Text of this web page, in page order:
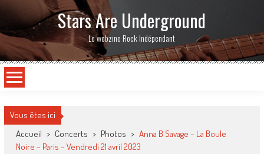
Stars Are Underground
Le webzine Rock Indépendant
Vous êtes ici
Accueil > Concerts > Photos > Anna B Savage – La Boule
Noire – Paris – Vendredi 21 avril 2023